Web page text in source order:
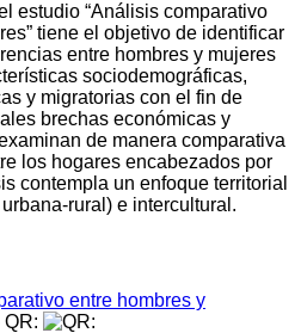
estudio “Análisis comparativo
tiene el objetivo de identificar
entre hombres y mujeres
sociodemográficas,
y migratorias con el fin de
brechas económicas y
de manera comparativa
los hogares encabezados por
contempla un enfoque territorial
rural) e intercultural.
entre hombres y